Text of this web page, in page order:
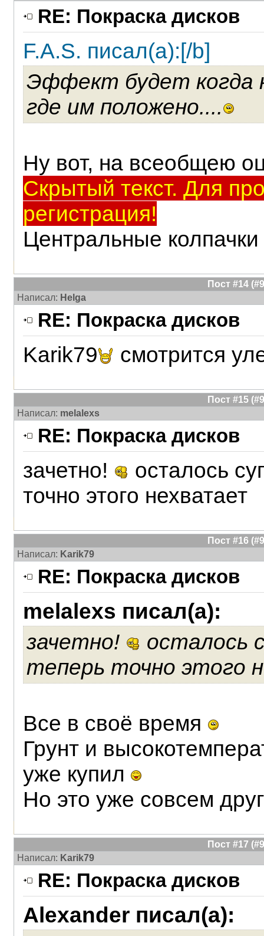
RE: Покраска дисков
F.A.S. писал(а):[/b]
Эффект будет когда
где им положено....
Ну вот, на всеобщею
Скрытый текст. Для
регистрация!
Центральные
Пост #14
Написал: Helga
RE: Покраска дисков
Karik79 смотрится
Пост #15
Написал: melalexs
RE: Покраска дисков
зачетно!
осталось
точно этого нехватает
Пост #16
Написал: Karik79
RE: Покраска дисков
melalexs писал(а):
зачетно!
осталось
теперь точно этого
Все в своё время
Грунт и
уже купил
Но это уже совсем
Пост #17
Написал: Karik79
RE: Покраска дисков
Alexander писал(а):